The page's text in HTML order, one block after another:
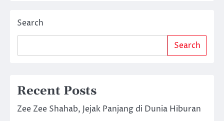
Search
Search
Recent Posts
Zee Zee Shahab, Jejak Panjang di Dunia Hiburan